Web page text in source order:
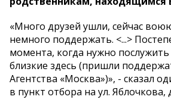
«Много друзей ушли, сейчас
немного поддержать. <...>
момента, когда нужно послужить
близкие здесь (пришли
Агентства «Москва»)», - сказал
в пункт отбора на ул. Яблочкова,